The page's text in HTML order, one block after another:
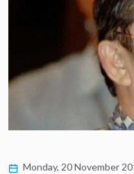
Monday, 20 November